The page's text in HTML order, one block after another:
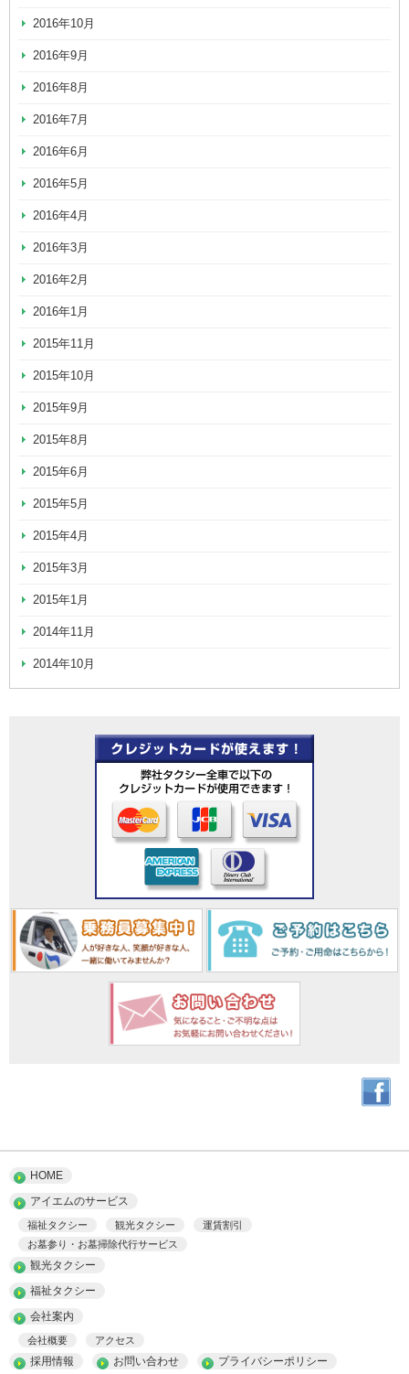
2016年10月
2016年9月
2016年8月
2016年7月
2016年6月
2016年5月
2016年4月
2016年3月
2016年2月
2016年1月
2015年11月
2015年10月
2015年9月
2015年8月
2015年6月
2015年5月
2015年4月
2015年3月
2015年1月
2014年11月
2014年10月
HOME
アイエムのサービス
福祉タクシー 観光タクシー
運賃割引
お墓参り・お墓掃除代行サービス
観光タクシー
福祉タクシー
会社案内
会社概要 アクセス
採用情報 お問い合わせ プライバシーポリシー